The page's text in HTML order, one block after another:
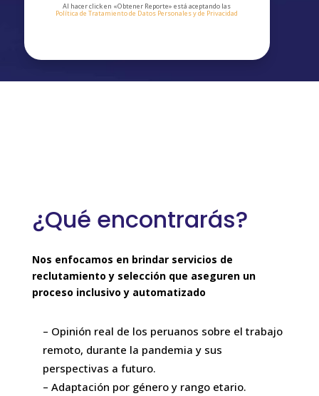
Al hacer click en «Obtener Reporte» está aceptando las
Política de Tratamiento de Datos Personales y de Privacidad
¿Qué encontrarás?
Nos enfocamos en brindar servicios de
reclutamiento y selección que aseguren un
proceso inclusivo y automatizado
– Opinión real de los peruanos sobre el trabajo
remoto, durante la pandemia y sus
perspectivas a futuro.
– Adaptación por género y rango etario.